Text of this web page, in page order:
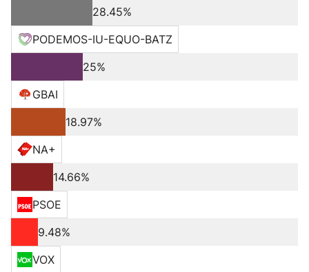
28.45%
PODEMOS-IU-EQUO-BATZ
25%
GBAI
18.97%
NA+
14.66%
PSOE
9.48%
VOX